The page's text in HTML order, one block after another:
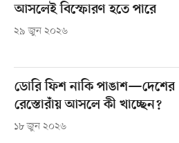
আসলেই বিস্ফোরণ হতে পারে
২৯ জুন ২০২৬
ডোরি ফিশ নাকি পাঙাশ—দেশের
রেস্তোরাঁয় আসলে কী খাচ্ছেন?
১৮ জুন ২০২৬